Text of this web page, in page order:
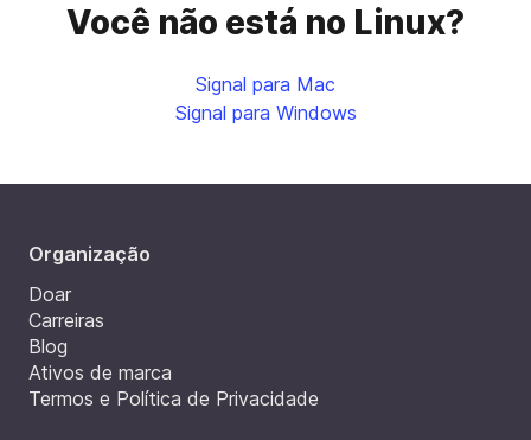
Você não está no Linux?
Signal para Mac
Signal para Windows
Organização
Doar
Carreiras
Blog
Ativos de marca
Termos e Política de Privacidade